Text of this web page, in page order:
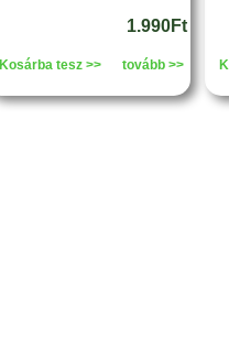
1.990Ft
Kosárba tesz >> tovább >>